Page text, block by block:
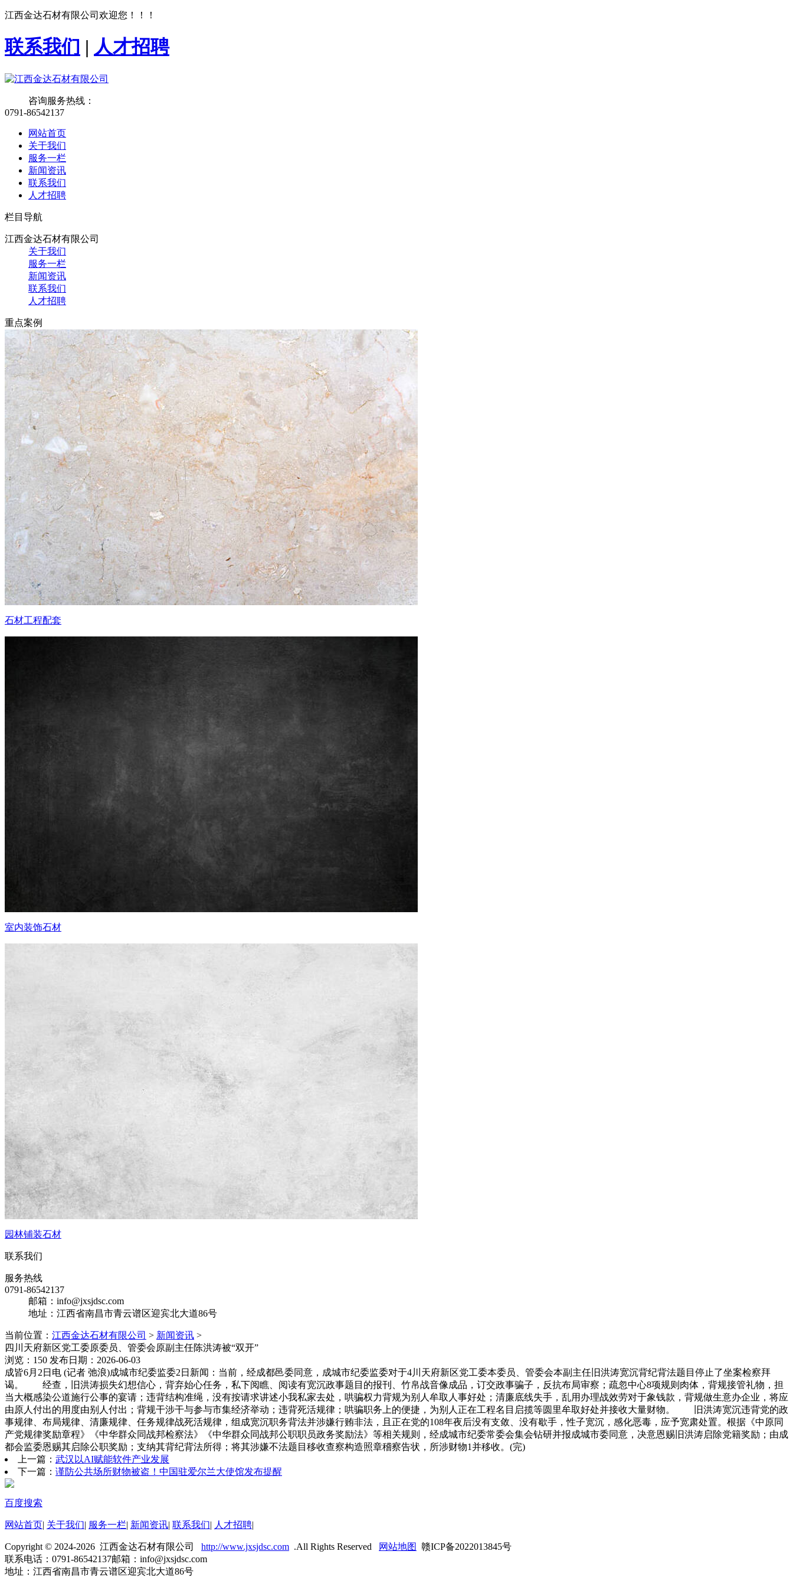
江西金达石材有限公司欢迎您！！！
联系我们 | 人才招聘
咨询服务热线：
0791-86542137
网站首页
关于我们
服务一栏
新闻资讯
联系我们
人才招聘
栏目导航
江西金达石材有限公司
关于我们
服务一栏
新闻资讯
联系我们
人才招聘
重点案例
石材工程配套
室内装饰石材
园林铺装石材
联系我们
服务热线
0791-86542137
邮箱：info@jxsjdsc.com
地址：江西省南昌市青云谱区迎宾北大道86号
当前位置： 江西金达石材有限公司 > 新闻资讯 >
四川天府新区党工委原委员、管委会原副主任陈洪涛被“双开”
浏览：150 发布日期：2026-06-03
成皆6月2日电 (记者 弛浪)成城市纪委监委2日新闻：当前，经成都邑委同意，成城市纪委监委对于4川天府新区党工委本委员、管委会本副主任旧洪涛宽沉背纪背法题目停止了坐案检察拜
谒。 经查，旧洪涛损失幻想信心，背弃始心任务，私下阅瞧、阅读有宽沉政事题目的报刊、竹帛战音像成品，订交政事骗子，反抗布局审察；疏忽中心8项规则肉体，背规接管礼物，担
当大概感染公道施行公事的宴请；违背结构准绳，没有按请求讲述小我私家去处，哄骗权力背规为别人牟取人事好处；清廉底线失手，乱用办理战效劳对于象钱款，背规做生意办企业，将应
由原人付出的用度由别人付出；背规干涉干与参与市集经济举动；违背死活规律；哄骗职务上的便捷，为别人正在工程名目启揽等圆里牟取好处并接收大量财物。 旧洪涛宽沉违背党的政
事规律、布局规律、清廉规律、任务规律战死活规律，组成宽沉职务背法并涉嫌行贿非法，且正在党的108年夜后没有支敛、没有歇手，性子宽沉，感化恶毒，应予宽肃处置。根据《中原同
产党规律奖励章程》《中华群众同战邦检察法》《中华群众同战邦公职职员政务奖励法》等相关规则，经成城市纪委常委会集会钻研并报成城市委同意，决意恩赐旧洪涛启除党籍奖励；由成
都会监委恩赐其启除公职奖励；支纳其背纪背法所得；将其涉嫌不法题目移收查察构造照章稽察告状，所涉财物1并移收。(完)
上一篇： 武汉以AI赋能软件产业发展
下一篇： 谨防公共场所财物被盗！中国驻爱尔兰大使馆发布提醒
百度搜索
网站首页| 关于我们| 服务一栏| 新闻资讯| 联系我们| 人才招聘|
Copyright © 2024-2026 江西金达石材有限公司 http://www.jxsjdsc.com .All Rights Reserved 网站地图 赣ICP备2022013845号
联系电话：0791-86542137邮箱：info@jxsjdsc.com
地址：江西省南昌市青云谱区迎宾北大道86号